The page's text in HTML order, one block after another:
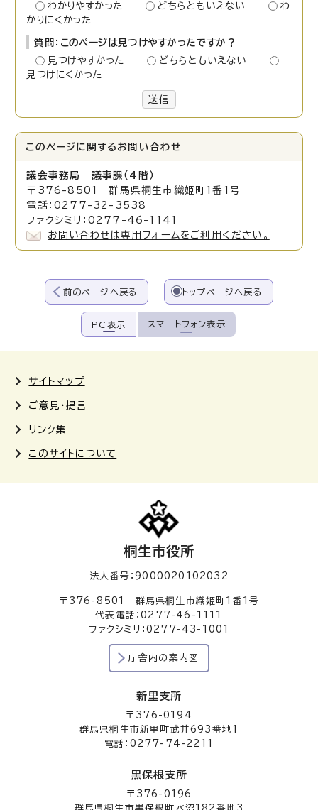
わかりやすかった
どちらともいえない
わ
かりにくかった
質問：このページは見つけやすかったですか？
見つけやすかった
どちらともいえない
見つけにくかった
送信
このページに関する お問い合わせ
議会事務局 議事課（4階）
〒376-8501 群馬県桐生市織姫町1番1号
電話：0277-32-3538
ファクシミリ：0277-46-1141
お問い合わせは専用フォームをご利用ください。
前のページへ戻る トップページへ戻る
PC表示 スマートフォン表示
サイトマップ
ご意見・提言
リンク集
このサイトについて
桐生市役所
法人番号：9000020102032
〒376-8501 群馬県桐生市織姫町1番1号
代表電話：0277-46-1111
ファクシミリ：0277-43-1001
庁舎内の案内図
新里支所
〒376-0194
群馬県桐生市新里町武井693番地1
電話：0277-74-2211
黒保根支所
〒376-0196